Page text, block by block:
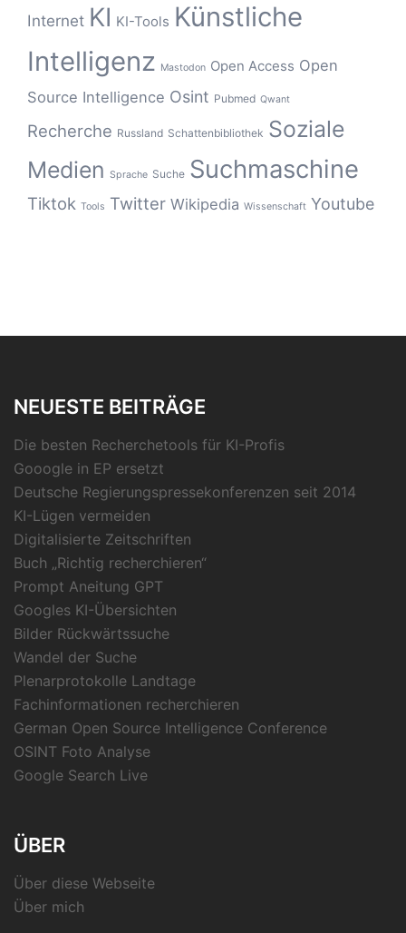
Internet KI KI-Tools Künstliche
Intelligenz Mastodon Open Access Open
Source Intelligence Osint Pubmed Qwant
Recherche Russland Schattenbibliothek Soziale
Medien Sprache Suche Suchmaschine
Tiktok Tools Twitter Wikipedia Wissenschaft Youtube
NEUESTE BEITRÄGE
Die besten Recherchetools für KI-Profis
Gooogle in EP ersetzt
Deutsche Regierungspressekonferenzen seit 2014
KI-Lügen vermeiden
Digitalisierte Zeitschriften
Buch „Richtig recherchieren“
Prompt Aneitung GPT
Googles KI-Übersichten
Bilder Rückwärtssuche
Wandel der Suche
Plenarprotokolle Landtage
Fachinformationen recherchieren
German Open Source Intelligence Conference
OSINT Foto Analyse
Google Search Live
ÜBER
Über diese Webseite
Über mich